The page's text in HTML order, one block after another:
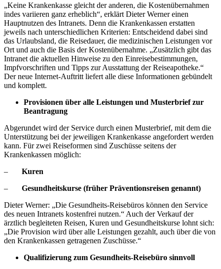
„Keine Krankenkasse gleicht der anderen, die Kostenübernahmen
indes variieren ganz erheblich“, erklärt Dieter Werner einen
Hauptnutzen des Intranets. Denn die Krankenkassen erstatten
jeweils nach unterschiedlichen Kriterien: Entscheidend dabei sind
das Urlaubsland, die Reisedauer, die medizinischen Leistungen vor
Ort und auch die Basis der Kostenübernahme. „Zusätzlich gibt das
Intranet die aktuellen Hinweise zu den Einreisebestimmungen,
Impfvorschriften und Tipps zur Ausstattung der Reiseapotheke.“
Der neue Internet-Auftritt liefert alle diese Informationen gebündelt
und komplett.
Provisionen über alle Leistungen und Musterbrief zur
Beantragung
Abgerundet wird der Service durch einen Musterbrief, mit dem die
Unterstützung bei der jeweiligen Krankenkasse angefordert werden
kann. Für zwei Reiseformen sind Zuschüsse seitens der
Krankenkassen möglich:
– Kuren
– Gesundheitskurse (früher Präventionsreisen genannt)
Dieter Werner: „Die Gesundheits-Reisebüros können den Service
des neuen Intranets kostenfrei nutzen.“ Auch der Verkauf der
ärztlich begleiteten Reisen, Kuren und Gesundheitskurse lohnt sich:
„Die Provision wird über alle Leistungen gezahlt, auch über die von
den Krankenkassen getragenen Zuschüsse.“
Qualifizierung zum Gesundheits-Reisebüro sinnvoll